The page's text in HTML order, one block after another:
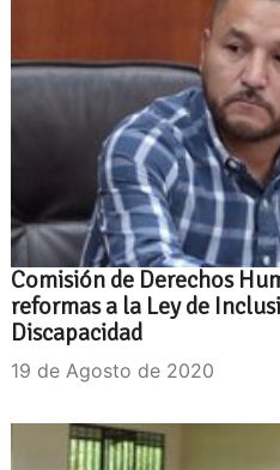
Comisión de Derechos
reformas a la Ley de
Discapacidad
19 de Agosto de 2020